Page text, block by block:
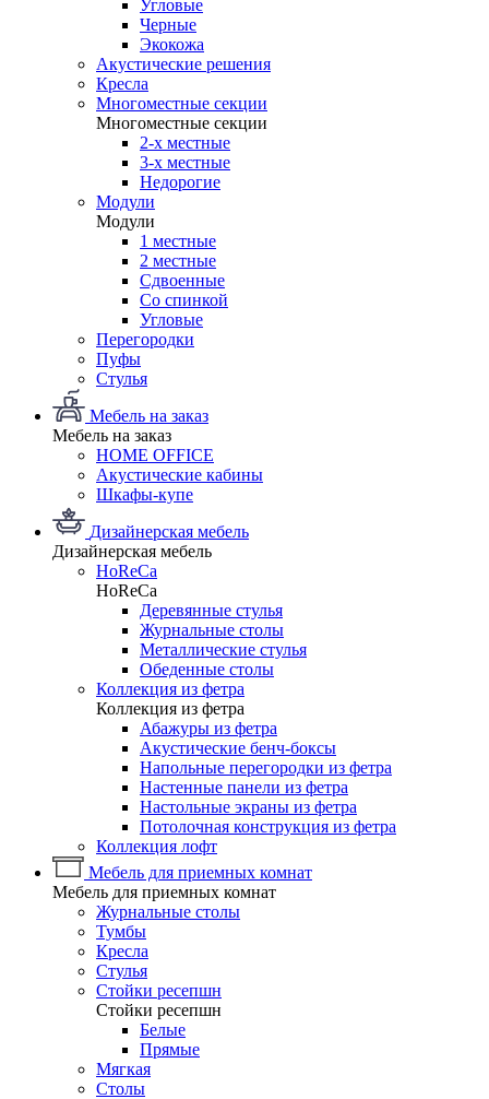
Угловые
Черные
Экокожа
Акустические решения
Кресла
Многоместные секции
Многоместные секции
2-х местные
3-х местные
Недорогие
Модули
Модули
1 местные
2 местные
Сдвоенные
Со спинкой
Угловые
Перегородки
Пуфы
Стулья
Мебель на заказ
Мебель на заказ
HOME OFFICE
Акустические кабины
Шкафы-купе
Дизайнерская мебель
Дизайнерская мебель
HoReCa
HoReCa
Деревянные стулья
Журнальные столы
Металлические стулья
Обеденные столы
Коллекция из фетра
Коллекция из фетра
Абажуры из фетра
Акустические бенч-боксы
Напольные перегородки из фетра
Настенные панели из фетра
Настольные экраны из фетра
Потолочная конструкция из фетра
Коллекция лофт
Мебель для приемных комнат
Мебель для приемных комнат
Журнальные столы
Тумбы
Кресла
Стулья
Стойки ресепшн
Стойки ресепшн
Белые
Прямые
Мягкая
Столы